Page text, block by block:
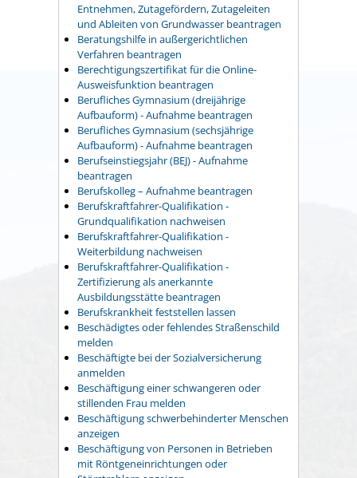
Entnehmen, Zutagefördern, Zutageleiten
und Ableiten von Grundwasser beantragen
Beratungshilfe in außergerichtlichen
Verfahren beantragen
Berechtigungszertifikat für die Online-
Ausweisfunktion beantragen
Berufliches Gymnasium (dreijährige
Aufbauform) - Aufnahme beantragen
Berufliches Gymnasium (sechsjährige
Aufbauform) - Aufnahme beantragen
Berufseinstiegsjahr (BEJ) - Aufnahme
beantragen
Berufskolleg – Aufnahme beantragen
Berufskraftfahrer-Qualifikation -
Grundqualifikation nachweisen
Berufskraftfahrer-Qualifikation -
Weiterbildung nachweisen
Berufskraftfahrer-Qualifikation -
Zertifizierung als anerkannte
Ausbildungsstätte beantragen
Berufskrankheit feststellen lassen
Beschädigtes oder fehlendes Straßenschild
melden
Beschäftigte bei der Sozialversicherung
anmelden
Beschäftigung einer schwangeren oder
stillenden Frau melden
Beschäftigung schwerbehinderter Menschen
anzeigen
Beschäftigung von Personen in Betrieben
mit Röntgeneinrichtungen oder